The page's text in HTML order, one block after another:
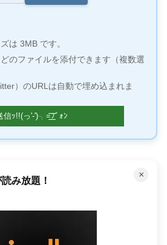
は 3MB です。
のファイルを添付できます（複数選
）のURLは自動で埋め込まれま
×
み放題！